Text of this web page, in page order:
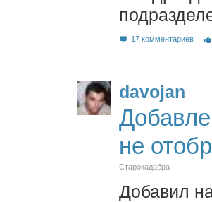
17 комментариев
davojan
не
Старокадабра
Добавил